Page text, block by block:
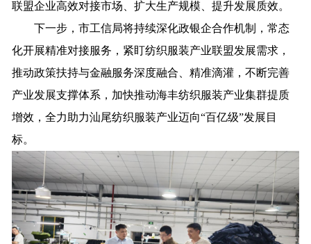
联盟企业高效对接市场、扩大生产规模、提升发展质效。
下一步，市工信局将持续深化政银企合作机制，常态
化开展精准对接服务，紧盯纺织服装产业联盟发展需求，
推动政策扶持与金融服务深度融合、精准滴灌，不断完善
产业发展支撑体系，加快推动海丰纺织服装产业集群提质
增效，全力助力汕尾纺织服装产业迈向“百亿级”发展目
标。